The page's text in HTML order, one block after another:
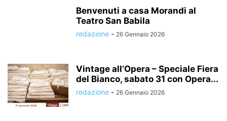
Benvenuti a casa Morandi al
Teatro San Babila
redazione - 26 Gennaio 2026
Vintage all’Opera – Speciale Fiera
del Bianco, sabato 31 con Opera...
redazione - 26 Gennaio 2026